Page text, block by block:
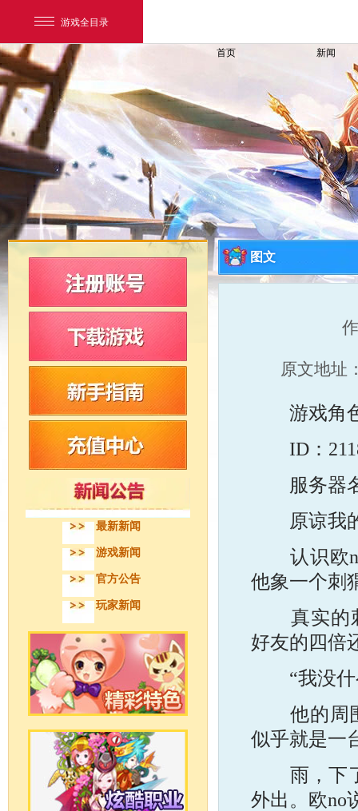
游戏全目录
网易游戏
游戏爱好者
我的足迹： 新飞飞
首页 新闻
最新新闻
游戏新闻
官方公告
玩家新闻
图文
原文地址
游戏角色
ID：
服务器名
原谅我
认识欧no
他象一个刺
真实的刺
好友的四倍
“我没什
他的周围
似乎就是一
雨，下了
外出。欧no